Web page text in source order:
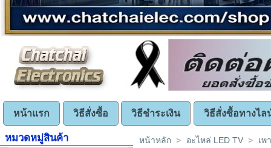
หน้าแรก วิธีสั่งซื้อ วิธีชำระเงิน วิธีสั่งซื้อทางไล
หมวดหมู่สินค้า หน้าหลัก > อะไหล่ LED TV > เพ